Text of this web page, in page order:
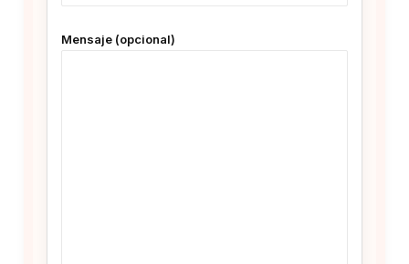
Mensaje (opcional)